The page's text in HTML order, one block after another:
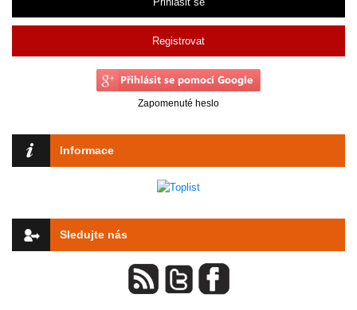
Registrovat
Zapomenuté heslo
Informace
Sledujte nás